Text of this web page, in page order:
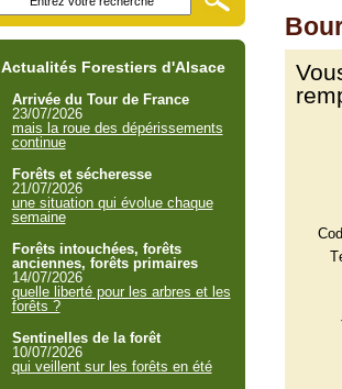
Actualités Forestiers d'Alsace
Arrivée du Tour de France
23/07/2026
mais la roue des dépérissements
continue
Forêts et sécheresse
21/07/2026
une situation qui évolue chaque
semaine
Forêts intouchées, forêts
anciennes, forêts primaires
14/07/2026
quelle liberté pour les arbres et les
forêts ?
Sentinelles de la forêt
10/07/2026
qui veillent sur les forêts en été